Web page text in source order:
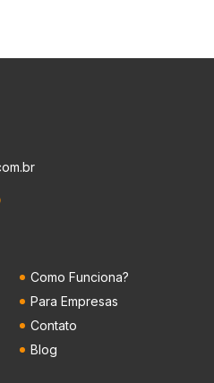
Como Funciona?
Para Empresas
Contato
Blog